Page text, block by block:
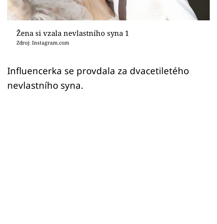
Přihlášení
Žena si vzala nevlastního syna 1
Zdroj: Instagram.com
Influencerka se provdala za dvacetiletého
nevlastního syna.